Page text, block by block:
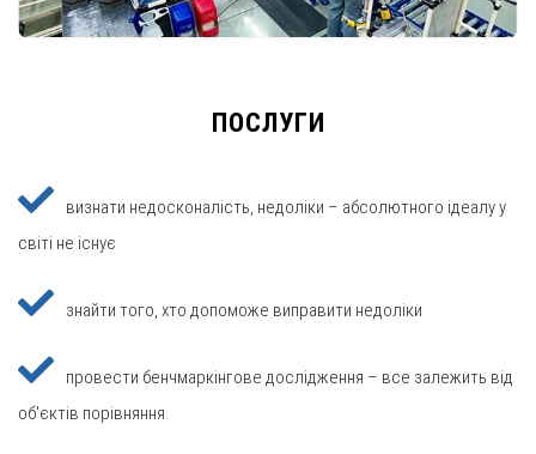
визнати недосконалість, недоліки – абсолютного ідеалу у
світі не існує
знайти того, хто допоможе виправити недоліки
провести бенчмаркінгове дослідження – все залежить від
об'єктів порівняння.
ПОСЛУГИ